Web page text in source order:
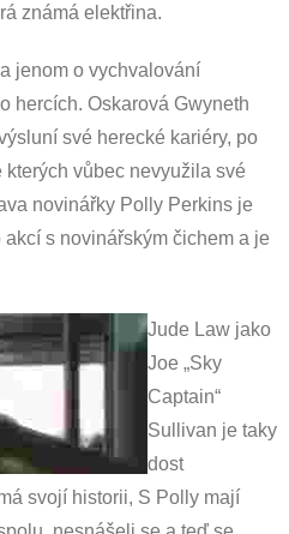
známá elektřina.
jenom o vychvalování
hercích. Oskarová Gwyneth
své herecké kariéry, po
vůbec nevyužila své
novinářky Polly Perkins je
s novinářským čichem a je
Jude Law jako
Joe „Sky
Captain“
Sullivan je taky
dost
svojí historii, S Polly mají